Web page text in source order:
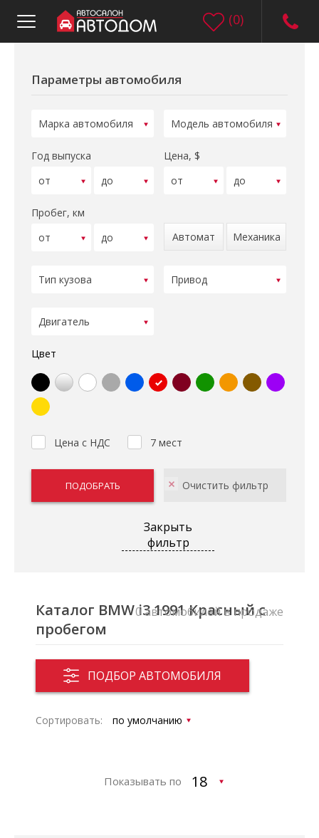
(0)
Параметры автомобиля
Год выпуска Цена, $
Пробег, км
Автомат
Механика
Цвет
Цена с НДС 7 мест
Закрыть
фильтр
Каталог BMW i3 1991 Красный с
пробегом
ПОДБОР АВТОМОБИЛЯ
0 автомобилей в продаже
Сортировать:
Показывать по